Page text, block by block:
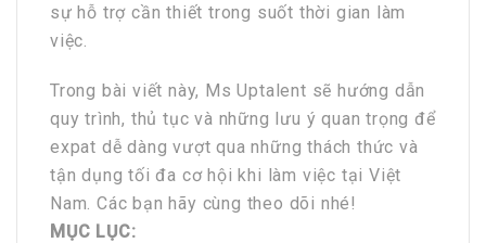
sự hỗ trợ cần thiết trong suốt thời gian làm
việc.
Trong bài viết này, Ms Uptalent sẽ hướng dẫn
quy trình, thủ tục và những lưu ý quan trọng để
expat dễ dàng vượt qua những thách thức và
tận dụng tối đa cơ hội khi làm việc tại Việt
Nam. Các bạn hãy cùng theo dõi nhé!
MỤC LỤC: